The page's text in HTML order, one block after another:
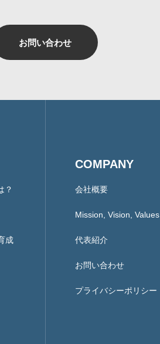
お問い合わせ
？
成
COMPANY
会社概要
Mission, Vision, Values
代表紹介
お問い合わせ
プライバシーポリシー